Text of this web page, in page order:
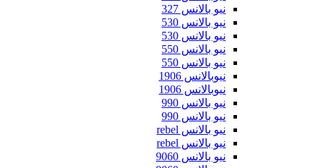
نيو بالانس 327
نيو بالانس 530
نيو بالانس 530
نيو بالانس 550
نيو بالانس 550
نيوبالانس 1906
نيوبالانس 1906
نيو بالانس 990
نيو بالانس 990
نيو بالانس rebel
نيو بالانس rebel
نيو بالانس 9060